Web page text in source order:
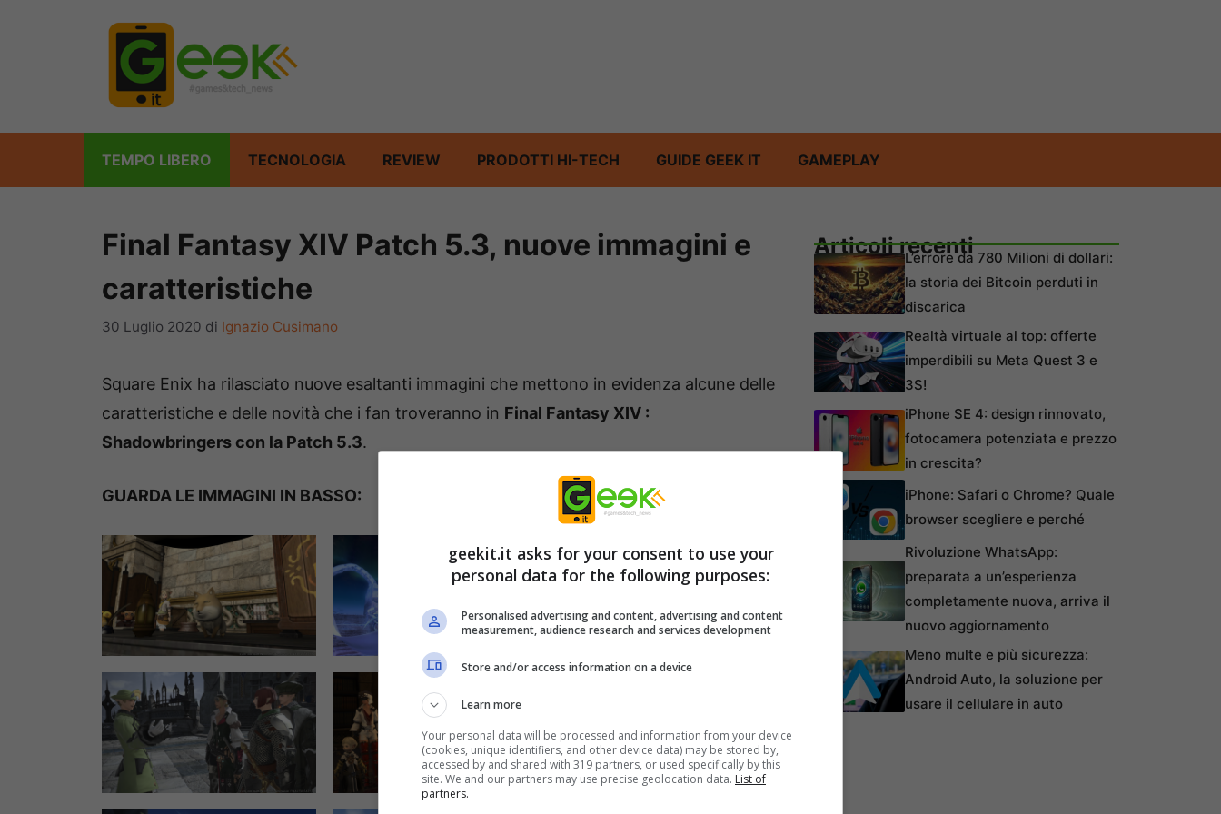
TEMPO LIBERO TECNOLOGIA REVIEW PRODOTTI HI-TECH GUIDE GEEK IT GAMEPLAY
Final Fantasy XIV Patch 5.3, nuove immagini e
caratteristiche
30 Luglio 2020 di Ignazio Cusimano
Square Enix ha rilasciato nuove esaltanti immagini che mettono in evidenza alcune delle
caratteristiche e delle novità che i fan troveranno in Final Fantasy XIV :
Shadowbringers con la Patch 5.3.
GUARDA LE IMMAGINI IN BASSO:
Articoli recentiL’errore da 780 Milioni di dollari:
la storia dei Bitcoin perduti in
discarica
Realtà virtuale al top: offerte
imperdibili su Meta Quest 3 e
3S!
iPhone SE 4: design rinnovato,
fotocamera potenziata e prezzo
in crescita?
iPhone: Safari o Chrome? Quale
browser scegliere e perché
Rivoluzione WhatsApp:
preparata a un’esperienza
completamente nuova, arriva il
nuovo aggiornamento
Meno multe e più sicurezza:
Android Auto, la soluzione per
usare il cellulare in auto
geekit.it asks for your consent to use your
personal data for the following purposes:
Personalised advertising and content, advertising and content
measurement, audience research and services development
Store and/or access information on a device
Learn more
Your personal data will be processed and information from your device
(cookies, unique identifiers, and other device data) may be stored by,
accessed by and shared with 319 partners, or used specifically by this
site. We and our partners may use precise geolocation data. List of
partners.